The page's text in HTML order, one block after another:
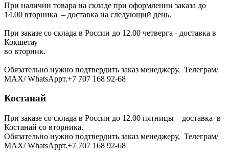
При наличии товара на складе при оформлении заказа до
14.00 вторника – доставка на следующий день.
При заказе со склада в России до 12.00 четверга - доставка в
Кокшетау
во вторник.
Обязательно нужно подтвердить заказ менеджеру, Телеграм/
МАХ/ WhatsAppт.+7 707 168 92-68
Костанай
При заказе со склада в России до 12.00 пятницы – доставка в
Костанай со вторника.
Обязательно нужно подтвердить заказ менеджеру, Телеграм/
МАХ/ WhatsAppт.+7 707 168 92-68